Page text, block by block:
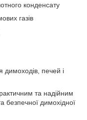
конденсату
газів
димоходів, печей і
та надійним
безпечної димохідної